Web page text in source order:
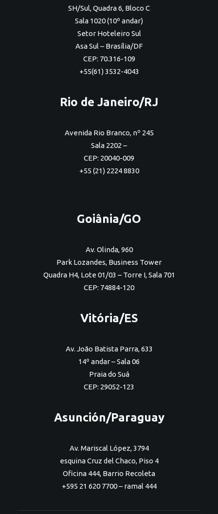
SH/Sul, Quadra 6, Bloco C
Sala 1020 (10º andar)
Setor Hoteleiro Sul
Asa Sul – Brasília/DF
CEP: 70.316-109
+55(61) 3532-4043
Rio de Janeiro/RJ
Avenida Rio Branco, nº 245
Sala 2202 –
CEP: 20040-009
+55 (21) 2224 8830
Goiânia/GO
Av. Olinda, 960
Park Lozandes, Business Tower
Quadra H4, Lote 01/03 – Torre I, Sala 701
CEP: 74884-120
Vitória/ES
Av. João Batista Parra, 633
14º andar – Sala 06
Praia do Suá
CEP: 29052-123
Asunción/Paraguay
Av. Mariscal López, 3794
esquina Cruz del Chaco, Piso 4
Oficina 444, Barrio Recoleta
+595 21 620 7700 – ramal 444